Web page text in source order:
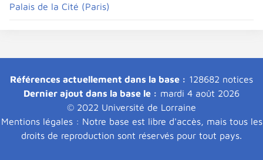
Palais de la Cité (Paris)
Références actuellement dans la base : 128682 notices
Dernier ajout dans la base le : mardi 4 août 2026
© 2022 Université de Lorraine
Mentions légales : Notre base est libre d'accès, mais tous les
droits de reproduction sont réservés pour tout pays.